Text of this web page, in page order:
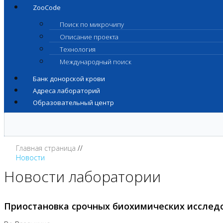
ZooCode
Поиск по микрочипу
Описание проекта
Технология
Международный поиск
Банк донорской крови
Адреса лабораторий
Образовательный центр
Главная страница
Новости
Новости лаборатории
Приостановка срочных биохимических